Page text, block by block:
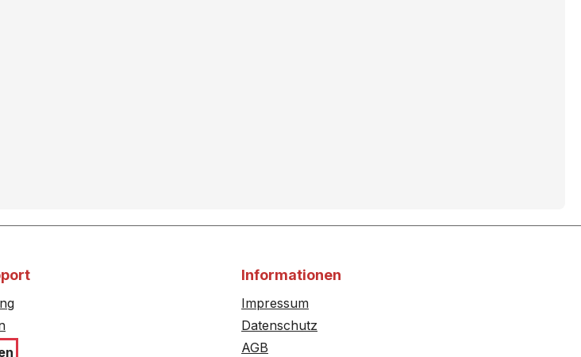
Informationen
Impressum
Datenschutz
AGB